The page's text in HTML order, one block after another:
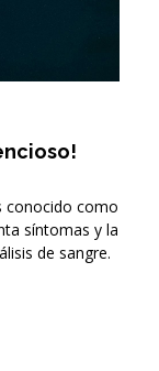
conocido como
síntomas y la
de sangre.